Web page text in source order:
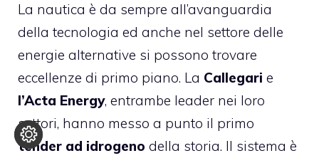
La nautica è da sempre all’avanguardia
della tecnologia ed anche nel settore delle
energie alternative si possono trovare
eccellenze di primo piano. La Callegari e
l’Acta Energy, entrambe leader nei loro
settori, hanno messo a punto il primo
tender ad idrogeno della storia. Il sistema è